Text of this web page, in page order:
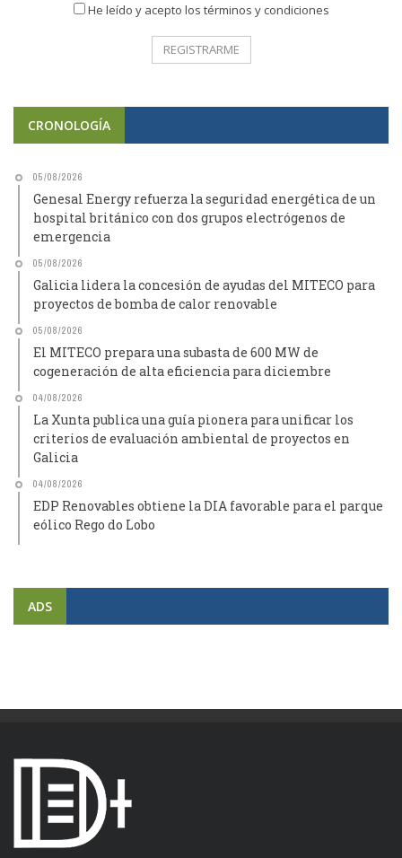
He leído y acepto los términos y condiciones
CRONOLOGÍA
05/08/2026
Genesal Energy refuerza la seguridad energética de un
hospital británico con dos grupos electrógenos de
emergencia
05/08/2026
Galicia lidera la concesión de ayudas del MITECO para
proyectos de bomba de calor renovable
05/08/2026
El MITECO prepara una subasta de 600 MW de
cogeneración de alta eficiencia para diciembre
04/08/2026
La Xunta publica una guía pionera para unificar los
criterios de evaluación ambiental de proyectos en
Galicia
04/08/2026
EDP Renovables obtiene la DIA favorable para el parque
eólico Rego do Lobo
ADS